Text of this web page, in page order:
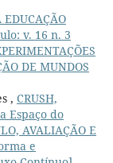
v. 16 n. 3
DE MUNDOS
, CRUSH,
Espaço do
AVALIAÇÃO E
e